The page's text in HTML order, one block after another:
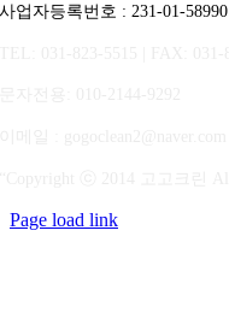
사업자등록번호 : 231-01-58990
Page load link